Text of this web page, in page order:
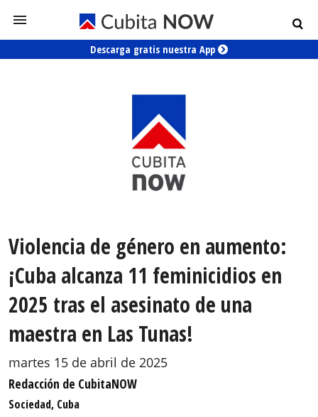
Descarga gratis nuestra App
Violencia de género en aumento:
¡Cuba alcanza 11 feminicidios en
2025 tras el asesinato de una
maestra en Las Tunas!
martes 15 de abril de 2025
Redacción de CubitaNOW
Sociedad, Cuba